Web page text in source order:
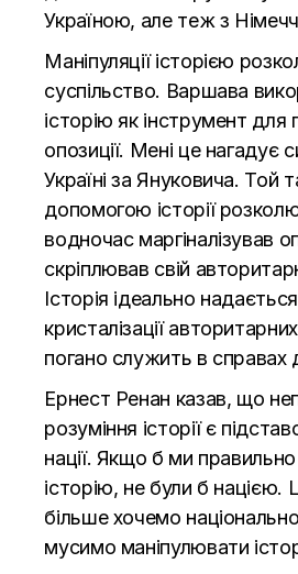
Україною, але теж з
Маніпуляції історією
суспільство. Варшава
історію як інструмент для
опозиції. Мені це нагадує
Україні за Януковича. Той
допомогою історії
водночас маргіналізував
скріплював свій
Історія ідеально
кристалізації
погано служить в справах
Ернест Ренан казав, що
розуміння історії є
нації. Якщо б ми
історію, не були б нацією.
більше хочемо
мусимо маніпулювати